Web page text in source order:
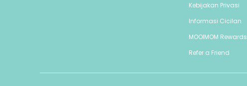
Kebijakan Privasi
Informasi Cicilan
MOOIMOM Rewards
Refer a Friend